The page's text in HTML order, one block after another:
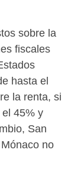
sobre la
fiscales
hasta el
la renta, si
45% y
San
no